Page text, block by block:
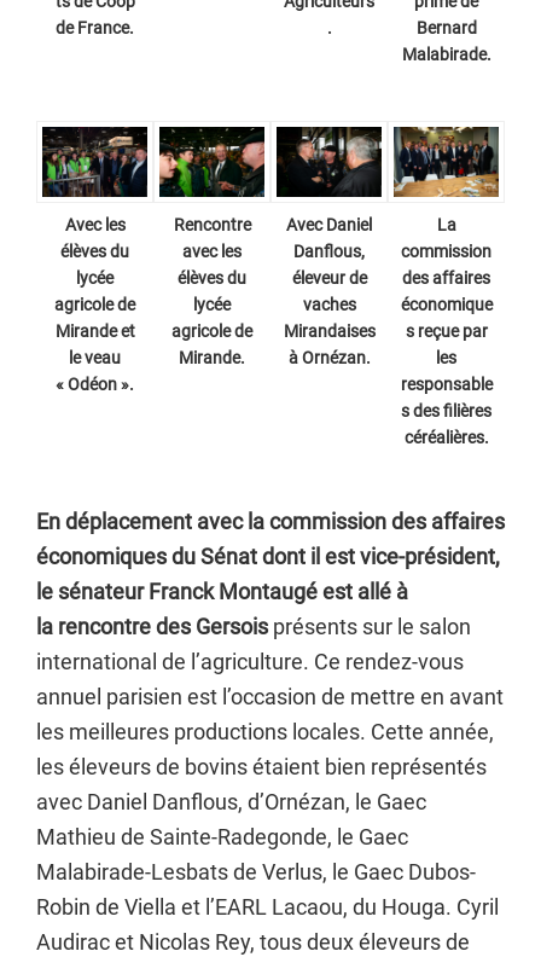
de France.
.
Bernard
Malabirade.
Avec les
élèves du
lycée
agricole de
Mirande et
le veau
« Odéon ».
Rencontre
avec les
élèves du
lycée
agricole de
Mirande.
Avec Daniel
Danflous,
éleveur de
vaches
Mirandaises
à Ornézan.
La
commission
des affaires
économique
s reçue par
les
responsable
s des filières
céréalières.
En déplacement avec la commission des affaires
économiques du Sénat dont il est vice-président,
le sénateur Franck Montaugé est allé à
la rencontre des Gersois présents sur le salon
international de l’agriculture. Ce rendez-vous
annuel parisien est l’occasion de mettre en avant
les meilleures productions locales. Cette année,
les éleveurs de bovins étaient bien représentés
avec Daniel Danflous, d’Ornézan, le Gaec
Mathieu de Sainte-Radegonde, le Gaec
Malabirade-Lesbats de Verlus, le Gaec Dubos-
Robin de Viella et l’EARL Lacaou, du Houga. Cyril
Audirac et Nicolas Rey, tous deux éleveurs de